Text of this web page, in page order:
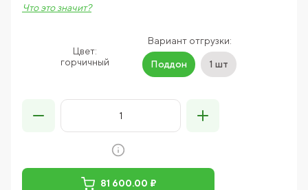
Цвет:
горчичный
Вариант отгрузки:
Поддон 1 шт
Что это значит?
81 600.00 ₽